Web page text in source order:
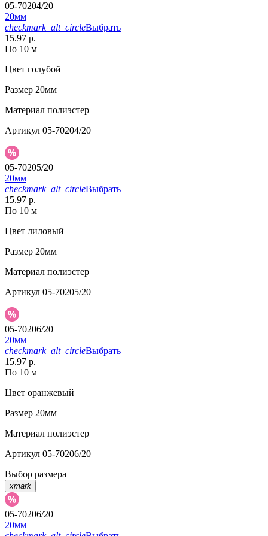
05-70204/20
20мм
checkmark_alt_circleВыбрать
15.97 р.
По 10 м
Цвет голубой
Размер 20мм
Материал полиэстер
Артикул 05-70204/20
05-70205/20
20мм
checkmark_alt_circleВыбрать
15.97 р.
По 10 м
Цвет лиловый
Размер 20мм
Материал полиэстер
Артикул 05-70205/20
05-70206/20
20мм
checkmark_alt_circleВыбрать
15.97 р.
По 10 м
Цвет оранжевый
Размер 20мм
Материал полиэстер
Артикул 05-70206/20
Выбор размера
xmark
05-70206/20
20мм